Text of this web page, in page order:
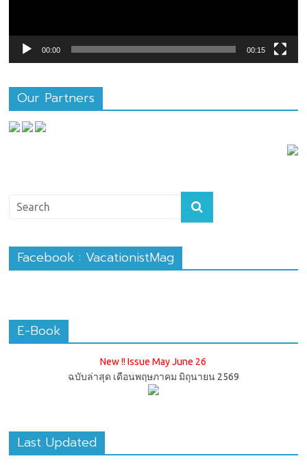
00:00 00:15
Our Partners
Facebook : VacationistMag
E-Book
New !! Issue May June 26
ฉบับล่าสุด เดือนพฤษภาคม มิถุนายน 2569
Last Updated